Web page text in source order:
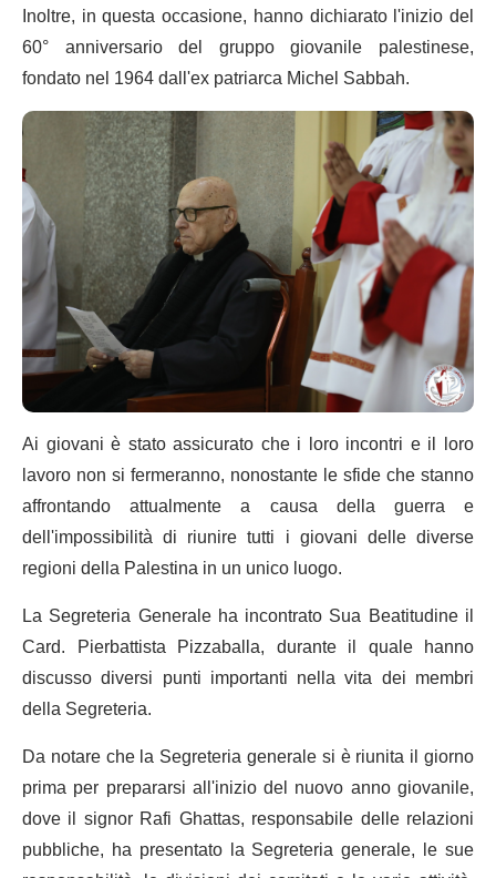
Inoltre, in questa occasione, hanno dichiarato l'inizio del
60° anniversario del gruppo giovanile palestinese,
fondato nel 1964 dall'ex patriarca Michel Sabbah.
Ai giovani è stato assicurato che i loro incontri e il loro
lavoro non si fermeranno, nonostante le sfide che stanno
affrontando attualmente a causa della guerra e
dell'impossibilità di riunire tutti i giovani delle diverse
regioni della Palestina in un unico luogo.
La Segreteria Generale ha incontrato Sua Beatitudine il
Card. Pierbattista Pizzaballa, durante il quale hanno
discusso diversi punti importanti nella vita dei membri
della Segreteria.
Da notare che la Segreteria generale si è riunita il giorno
prima per prepararsi all'inizio del nuovo anno giovanile,
dove il signor Rafi Ghattas, responsabile delle relazioni
pubbliche, ha presentato la Segreteria generale, le sue